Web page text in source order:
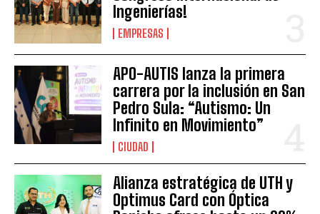
Ingenierías!
EMPRESAS
APO-AUTIS lanza la primera
carrera por la inclusión en San
Pedro Sula: “Autismo: Un
Infinito en Movimiento”
CIUDAD
Alianza estratégica de UTH y
Optimus Card con Óptica